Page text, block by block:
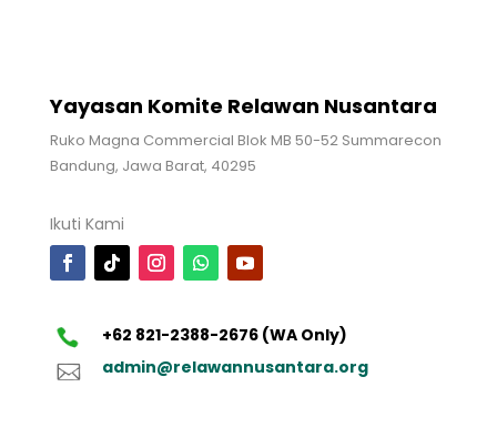
Yayasan Komite Relawan Nusantara
Ruko Magna Commercial Blok MB 50-52 Summarecon
Bandung, Jawa Barat, 40295
Ikuti Kami
+62 821-2388-2676 (WA Only)
admin@relawannusantara.org